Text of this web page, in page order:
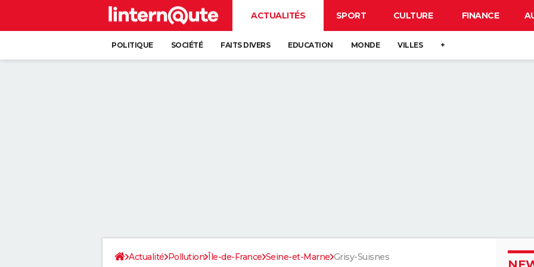
ACTUALITÉS SPORT CULTURE FINANCE
POLITIQUE SOCIÉTÉ FAITS DIVERS EDUCATION MONDE VILLES +
Actualité Pollution Île-de-France Seine-et-Marne Grisy-Suisnes